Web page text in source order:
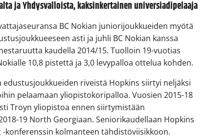
ja Yhdysvalloista, kaksinkertainen universiadipelaaja
BC Nokian juniorijoukkueiden myötä
asti ja juhli BC Nokian kanssa
kaudella 2014/15. Tuolloin 19-vuotias
10,8 pistettä ja 3,0 levypalloa ottelua kohden.
edustusjoukkueiden riveistä Hopkins siirtyi neljäksi
pelaamaan yliopistokoripalloa. Vuosien 2015-18
Troyn yliopistoa ennen siirtymistään
19 North Georgiaan. Seniorikaudellaan Hopkins
-konferenssin kolmanteen tähdistöviisikkoon.